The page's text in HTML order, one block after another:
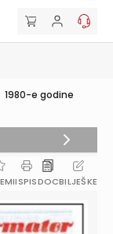
1980-e godine
ISPISDOCBILJEŠKE